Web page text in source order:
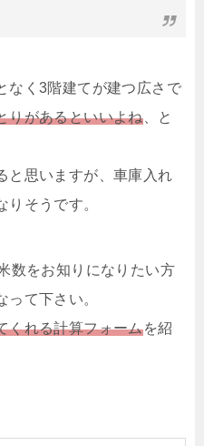
なく3階建てが建つ広さで
りがあるといいよね、と
と思いますが、車庫入れ
そうです。
数をお知りになりたい方
て下さい。
くれる計算フォームを紹